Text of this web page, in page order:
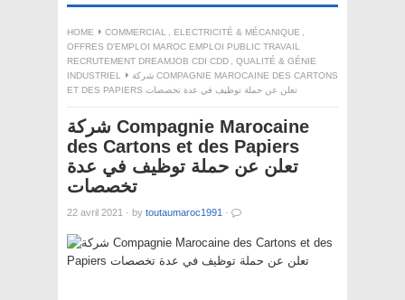
HOME COMMERCIAL , ELECTRICITÉ & MÉCANIQUE ,
OFFRES D'EMPLOI MAROC EMPLOI PUBLIC TRAVAIL
RECRUTEMENT DREAMJOB CDI CDD , QUALITÉ & GÉNIE
INDUSTRIEL
شركة COMPAGNIE MAROCAINE DES CARTONS
ET DES PAPIERS تعلن عن حملة توظيف في عدة تخصصات
شركة Compagnie Marocaine
des Cartons et des Papiers
تعلن عن حملة توظيف في عدة
تخصصات
22 avril 2021 · by toutaumaroc1991 ·